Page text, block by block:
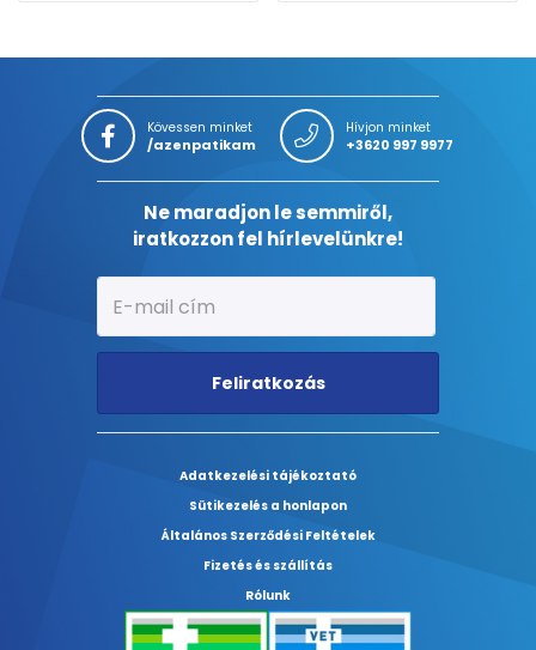
Kövessen minket
/azenpatikam
Hívjon minket
+3620 997 9977
Ne maradjon le semmiről,
iratkozzon fel hírlevelünkre!
Feliratkozás
Adatkezelési tájékoztató
Sütikezelés a honlapon
Általános Szerződési Feltételek
Fizetés és szállítás
Rólunk